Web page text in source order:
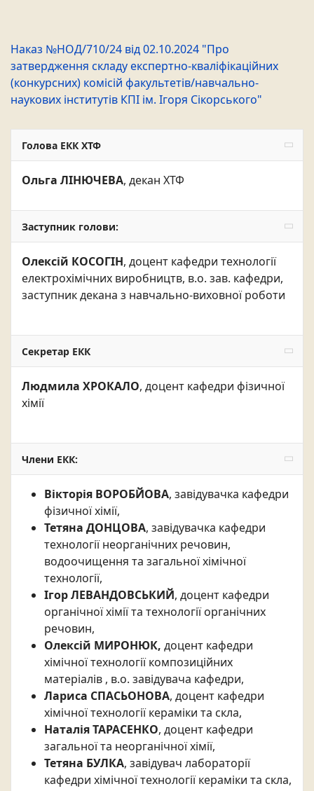
Наказ №НОД/710/24 від 02.10.2024 "Про
затвердження складу експертно-кваліфікаційних
(конкурсних) комісій факультетів/навчально-
наукових інститутів КПІ ім. Ігоря Сікорського"
Голова ЕКК ХТФ
Ольга ЛІНЮЧЕВА, декан ХТФ
Заступник голови:
Олексій КОСОГІН, доцент кафедри технології
електрохімічних виробництв, в.о. зав. кафедри,
заступник декана з навчально-виховної роботи
Секретар ЕКК
Людмила ХРОКАЛО, доцент кафедри фізичної
хімії
Члени ЕКК:
Вікторія ВОРОБЙОВА, завідувачка кафедри
фізичної хімії,
Тетяна ДОНЦОВА, завідувачка кафедри
технології неорганічних речовин,
водоочищення та загальної хімічної
технології,
Ігор ЛЕВАНДОВСЬКИЙ, доцент кафедри
органічної хімії та технології органічних
речовин,
Олексій МИРОНЮК, доцент кафедри
хімічної технології композиційних
матеріалів , в.о. завідувача кафедри,
Лариса СПАСЬОНОВА, доцент кафедри
хімічної технології кераміки та скла,
Наталія ТАРАСЕНКО, доцент кафедри
загальної та неорганічної хімії,
Тетяна БУЛКА, завідувач лабораторії
кафедри хімічної технології кераміки та скла,